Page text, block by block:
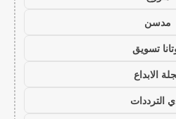
مدسن
تسويق
الابداع
الترددات